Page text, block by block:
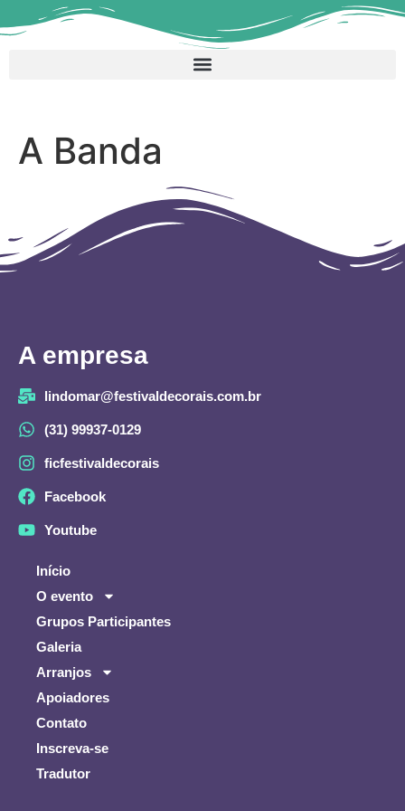
A Banda
A empresa
lindomar@festivaldecorais.com.br
(31) 99937-0129
ficfestivaldecorais
Facebook
Youtube
Início
O evento
Grupos Participantes
Galeria
Arranjos
Apoiadores
Contato
Inscreva-se
Tradutor